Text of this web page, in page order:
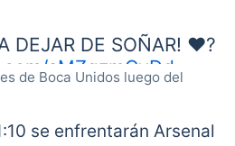
DEJAR DE SOÑAR! ❤️?
sMZgzmCyDd
(@BocaUnidosRA)
de Boca Unidos luego del
se enfrentarán Arsenal